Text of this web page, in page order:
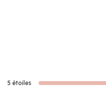
5 étoiles